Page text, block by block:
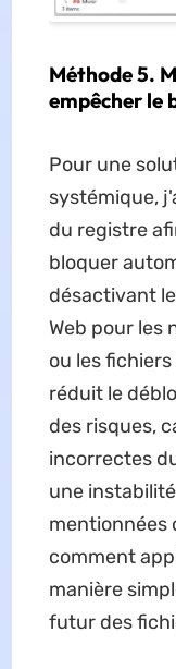
Méthode 5.
empêcher le
Pour une
systémique,
du registre
bloquer
désactivant
Web pour les
ou les
réduit le
des risques,
incorrectes
une
mentionnées
comment
manière
futur des